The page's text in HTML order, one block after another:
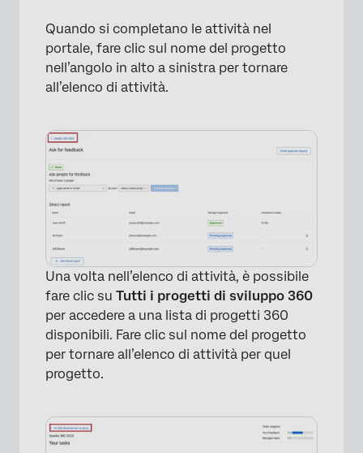
×
Quando si completano le attività nel
portale, fare clic sul nome del progetto
nell’angolo in alto a sinistra per tornare
all’elenco di attività.
Una volta nell’elenco di attività, è possibile
fare clic su Tutti i progetti di sviluppo 360
per accedere a una lista di progetti 360
disponibili. Fare clic sul nome del progetto
per tornare all’elenco di attività per quel
progetto.